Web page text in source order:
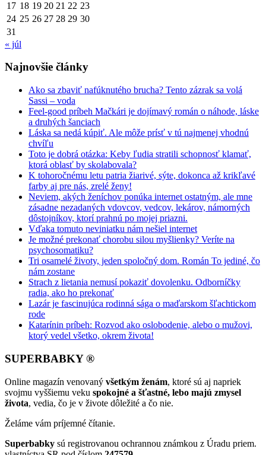
17 18 19 20 21 22 23
24 25 26 27 28 29 30
31
« júl
Najnovšie články
Ako sa zbaviť nafúknutého brucha? Tento zázrak sa volá
Sassi – voda
Feel-good príbeh Mačkári je dojímavý román o náhode, láske
a druhých šanciach
Láska sa nedá kúpiť. Ale môže prísť v tú najmenej vhodnú
chvíľu
Toto je dobrá otázka: Keby ľudia stratili schopnosť klamať,
ktorá oblasť by skolabovala?
K tohoročnému letu patria žiarivé, sýte, dokonca až krikľavé
farby aj pre nás, zrelé ženy!
Neviem, akých ženíchov ponúka internet ostatným, ale mne
zásadne nezadaných vdovcov, vedcov, lekárov, námorných
dôstojníkov, ktorí prahnú po mojej priazni.
Vďaka tomuto neviniatku nám nešiel internet
Je možné prekonať chorobu silou myšlienky? Veríte na
psychosomatiku?
Tri osamelé životy, jeden spoločný dom. Román To jediné, čo
nám zostane
Strach z lietania nemusí pokaziť dovolenku. Odborníčky
radia, ako ho prekonať
Lazár je fascinujúca rodinná sága o maďarskom šľachtickom
rode
Katarínin príbeh: Rozvod ako oslobodenie, alebo o mužovi,
ktorý vedel všetko, okrem života!
SUPERBABKY ®
Online magazín venovaný všetkým ženám, ktoré sú aj napriek
svojmu vyššiemu veku spokojné a šťastné, lebo majú zmysel
života, vedia, čo je v živote dôležité a čo nie.
Želáme vám príjemné čítanie.
Superbabky sú registrovanou ochrannou známkou z Úradu priem.